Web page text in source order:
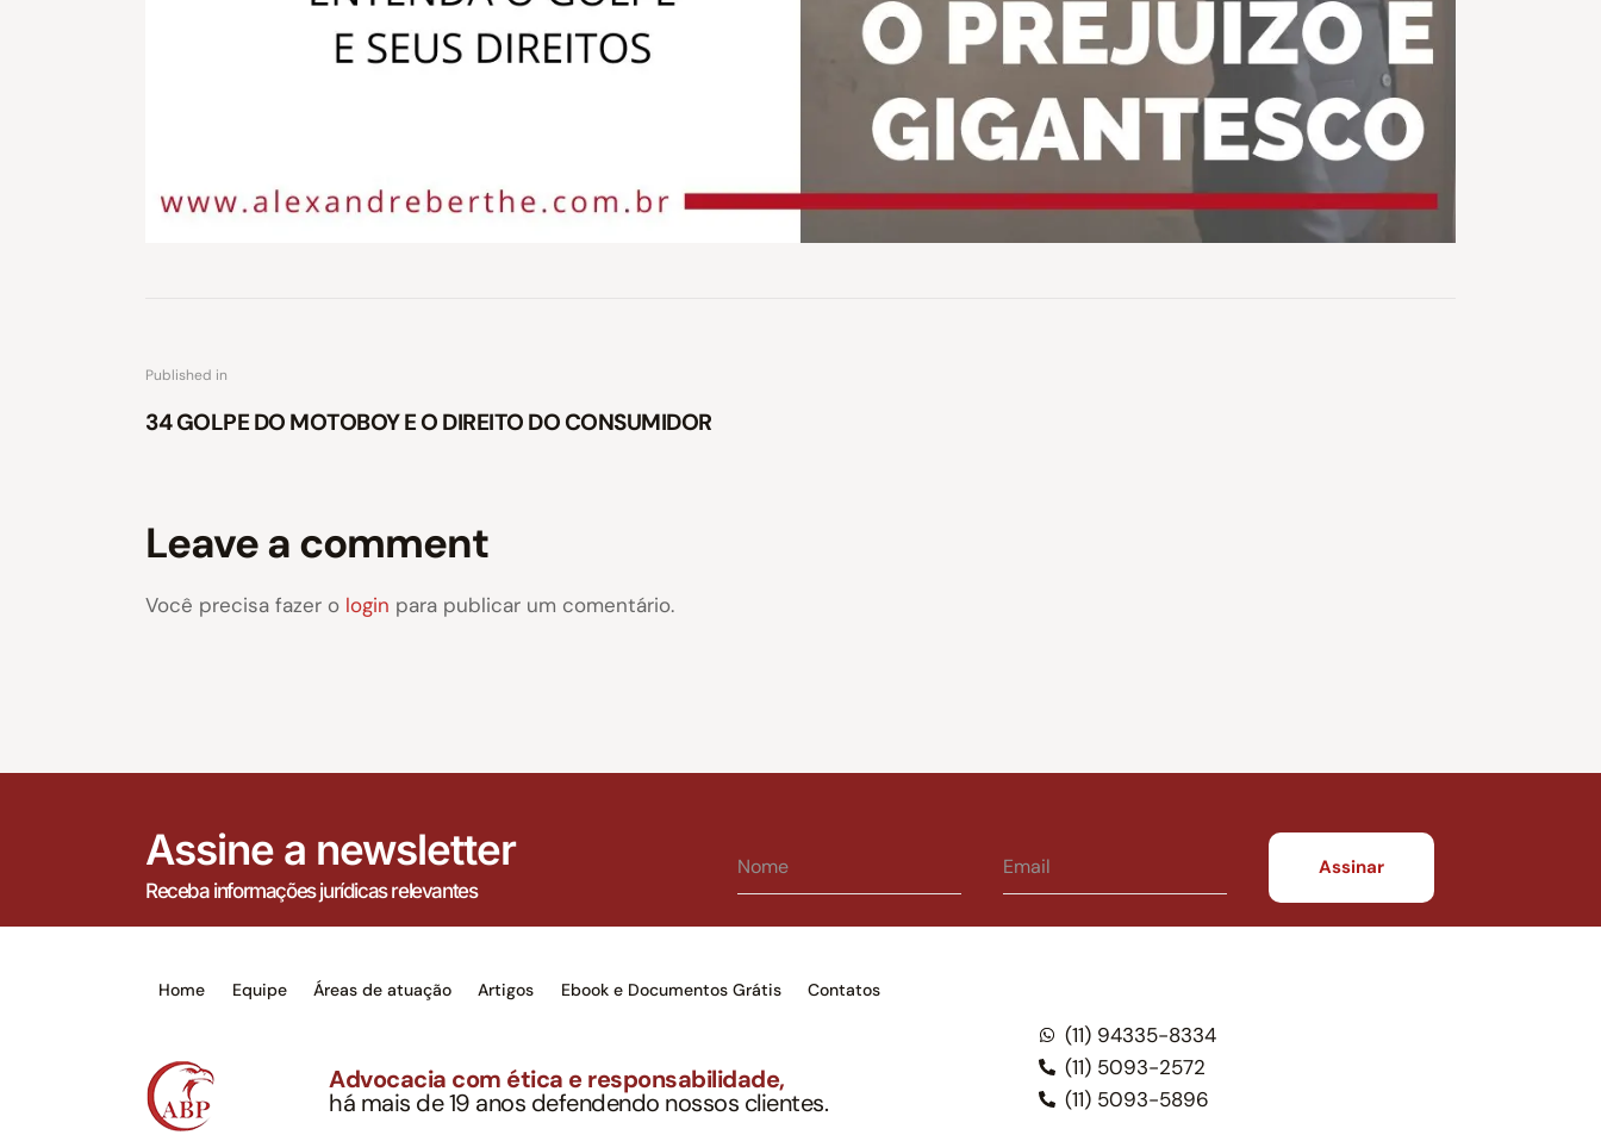
Published in
34 GOLPE DO MOTOBOY E O DIREITO DO CONSUMIDOR
Leave a comment
Você precisa fazer o login para publicar um comentário.
Assine a newsletter
Receba informações jurídicas relevantes
Home Equipe Áreas de atuação Artigos Ebook e Documentos Grátis Contatos
Advocacia com ética e responsabilidade,
há mais de 19 anos defendendo nossos clientes.
(11) 94335-8334
(11) 5093-2572
(11) 5093-5896